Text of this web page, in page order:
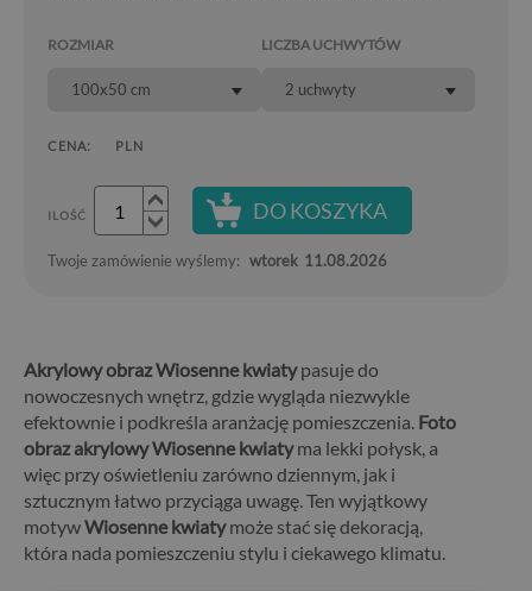
ROZMIAR
100x50 cm
LICZBA UCHWYTÓW
2 uchwyty
CENA: PLN
ILOŚĆ DO KOSZYKA
Twoje zamówienie wyślemy: wtorek 11.08.2026
Akrylowy obraz Wiosenne kwiatypasuje do
nowoczesnych wnętrz, gdzie wygląda niezwykle
efektownie i podkreśla aranżację pomieszczenia. Foto
obraz akrylowy Wiosenne kwiatyma lekki połysk, a
więc przy oświetleniu zarówno dziennym, jak i
sztucznym łatwo przyciąga uwagę. Ten wyjątkowy
motywWiosenne kwiatymoże stać się dekoracją,
która nada pomieszczeniu stylu i ciekawego klimatu.